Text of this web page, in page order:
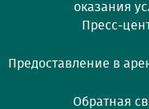
оказания
Пресс-
Предоставление в
Обратная